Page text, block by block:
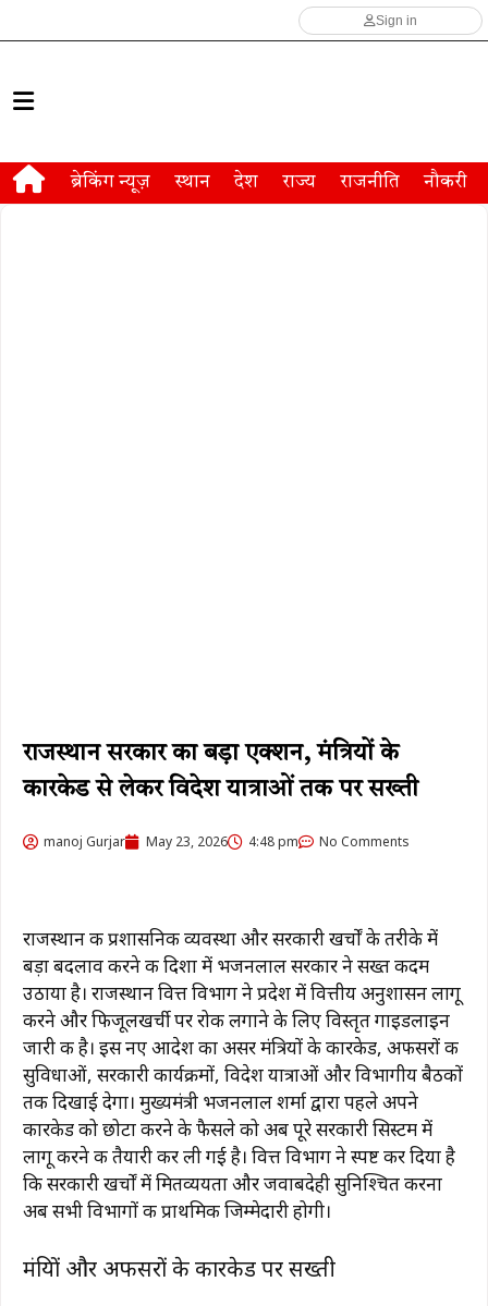
Sign in
ब्रेकिंग न्यूज़ स्थान देश राज्य राजनीति नौकरी
राजस्थान सरकार का बड़ा एक्शन, मंत्रियों के
कारकेड से लेकर विदेश यात्राओं तक पर सख्ती
manoj Gurjar May 23, 2026 4:48 pm No Comments
राजस्थान की प्रशासनिक व्यवस्था और सरकारी खर्चों के तरीके में
बड़ा बदलाव करने की दिशा में भजनलाल सरकार ने सख्त कदम
उठाया है। राजस्थान वित्त विभाग ने प्रदेश में वित्तीय अनुशासन लागू
करने और फिजूलखर्ची पर रोक लगाने के लिए विस्तृत गाइडलाइन
जारी की है। इस नए आदेश का असर मंत्रियों के कारकेड, अफसरों की
सुविधाओं, सरकारी कार्यक्रमों, विदेश यात्राओं और विभागीय बैठकों
तक दिखाई देगा। मुख्यमंत्री भजनलाल शर्मा द्वारा पहले अपने
कारकेड को छोटा करने के फैसले को अब पूरे सरकारी सिस्टम में
लागू करने की तैयारी कर ली गई है। वित्त विभाग ने स्पष्ट कर दिया है
कि सरकारी खर्चों में मितव्ययता और जवाबदेही सुनिश्चित करना
अब सभी विभागों की प्राथमिक जिम्मेदारी होगी।
मंत्रियों और अफसरों के कारकेड पर सख्ती